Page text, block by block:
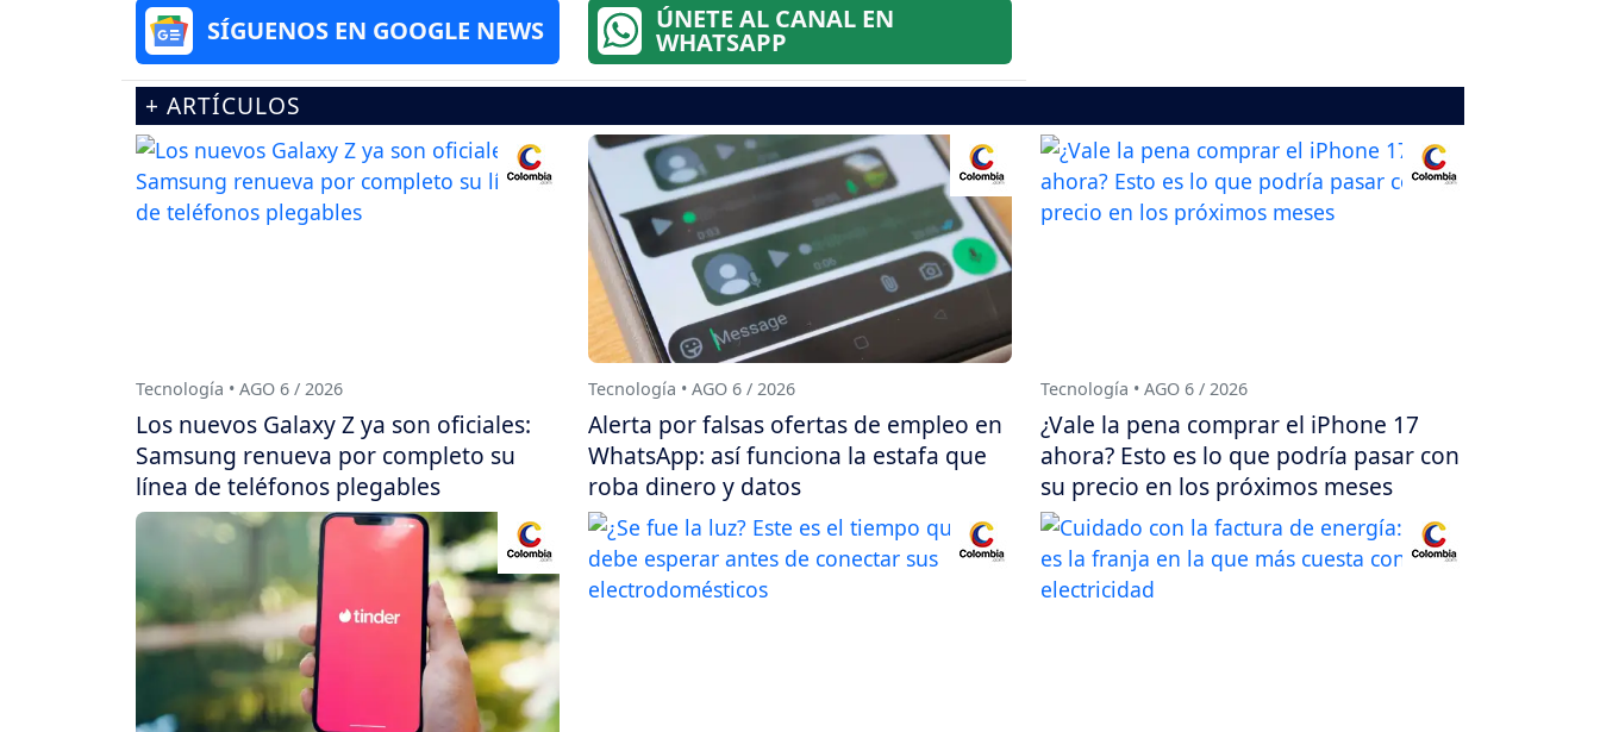
SÍGUENOS EN GOOGLE NEWS ÚNETE AL CANAL EN
WHATSAPP
+ ARTÍCULOS
Tecnología • AGO 6 / 2026
Los nuevos Galaxy Z ya son oficiales:
Samsung renueva por completo su
línea de teléfonos plegables
Tecnología • AGO 6 / 2026
Alerta por falsas ofertas de empleo en
WhatsApp: así funciona la estafa que
roba dinero y datos
Tecnología • AGO 6 / 2026
¿Vale la pena comprar el iPhone 17
ahora? Esto es lo que podría pasar con
su precio en los próximos meses